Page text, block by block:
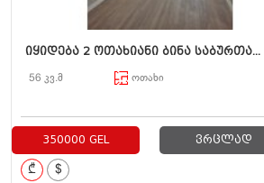
იყიდება 2 ოთახიანი ბინა საბურთა...
56 კვ.მ ოთახი
350000 GEL ვრცლად
₾ $